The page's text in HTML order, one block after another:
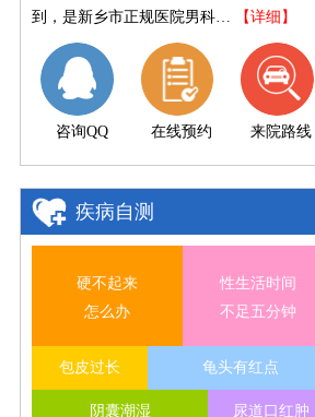
到，是新乡市正规医院男科…
【详细】
咨询QQ 在线预约 来院路线
疾病自测
硬不起来
怎么办
性生活时间
不足五分钟
包皮过长 龟头有红点
阴囊潮湿 尿道口红肿